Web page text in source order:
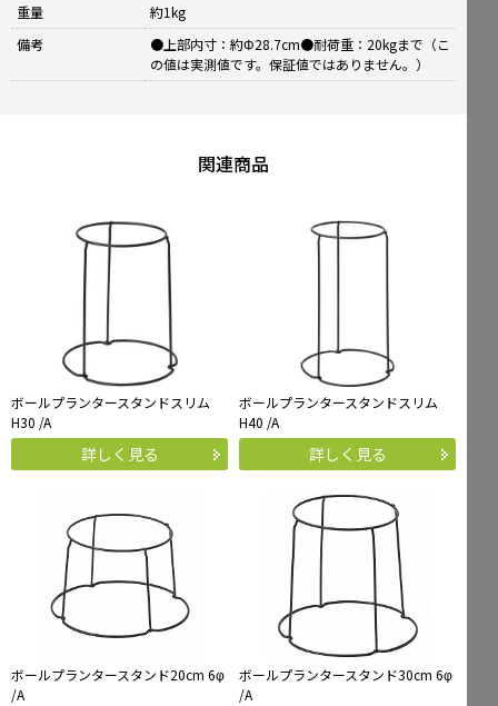
重量
約1kg
備考
●上部内寸：約Φ28.7cm●耐荷重：20kgまで（こ
の値は実測値です。保証値ではありません。）
関連商品
ボールプランタースタンドスリム
H30 /A
詳しく見る
ボールプランタースタンドスリム
H40 /A
詳しく見る
ボールプランタースタンド20cm 6φ
/A
ボールプランタースタンド30cm 6φ
/A